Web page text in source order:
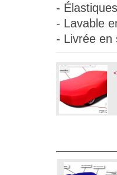
-
- Lavable
- Livrée en